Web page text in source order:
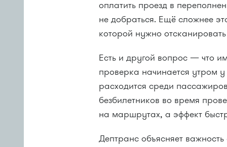
оплатить проезд в
не добраться. Ещё сложнее
которой нужно
Есть и другой вопрос — что
проверка начинается утром
расходится среди
безбилетников во время
на маршрутах, а эффект
Дептранс объясняет